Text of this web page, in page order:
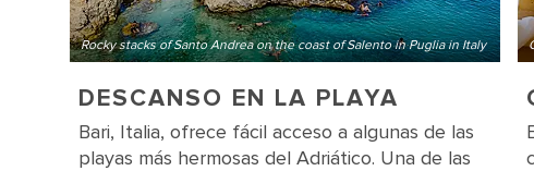
Rocky stacks of Santo Andrea on the coast of Salento in Puglia in Italy
DESCANSO EN LA PLAYA
Bari, Italia, ofrece fácil acceso a algunas de las
playas más hermosas del Adriático. Una de las